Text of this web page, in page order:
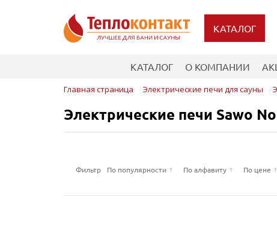
КАТАЛОГ
КАТАЛОГ О КОМПАНИИ
Главная страница Электрические печи для сауны
Электрические печи Sawo
Фильтр По популярности По алфавиту По цене